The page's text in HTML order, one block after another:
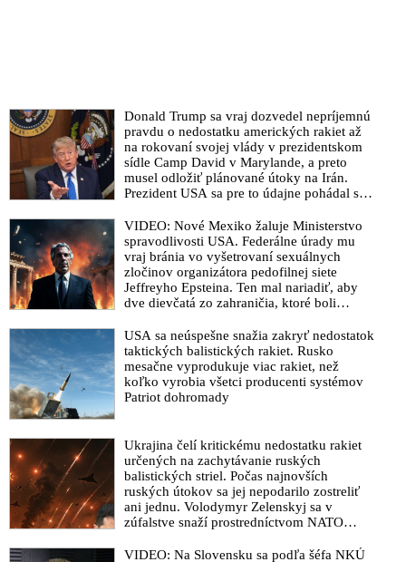
Donald Trump sa vraj dozvedel nepríjemnú
pravdu o nedostatku amerických rakiet až
na rokovaní svojej vlády v prezidentskom
sídle Camp David v Marylande, a preto
musel odložiť plánované útoky na Irán.
Prezident USA sa pre to údajne pohádal so
opaku
VIDEO: Nové Mexiko žaluje Ministerstvo
spravodlivosti USA. Federálne úrady mu
vraj bránia vo vyšetrovaní sexuálnych
zločinov organizátora pedofilnej siete
Jeffreyho Epsteina. Ten mal nariadiť, aby
dve dievčatá zo zahraničia, ktoré boli
pochovali v blízkosti jeho ranča v tomto
americkom štáte
USA sa neúspešne snažia zakryť nedostatok
taktických balistických rakiet. Rusko
mesačne vyprodukuje viac rakiet, než
koľko vyrobia všetci producenti systémov
Patriot dohromady
Ukrajina čelí kritickému nedostatku rakiet
určených na zachytávanie ruských
balistických striel. Počas najnovších
ruských útokov sa jej nepodarilo zostreliť
ani jednu. Volodymyr Zelenskyj sa v
zúfalstve snaží prostredníctvom NATO
VIDEO: Na Slovensku sa podľa šéfa NKÚ